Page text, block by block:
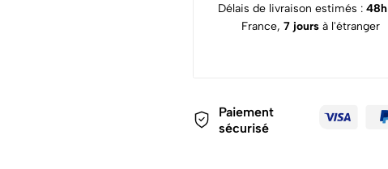
Délais de livraison estimés : 48h
France, 7 joursà l'étranger
Paiement
sécurisé